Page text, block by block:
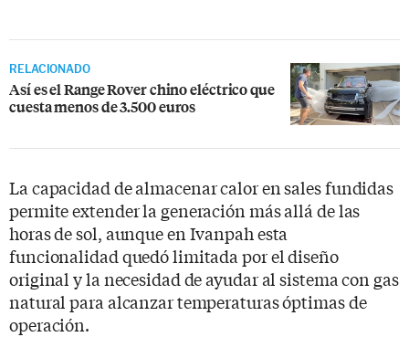
RELACIONADO
Así es el Range Rover chino eléctrico que
cuesta menos de 3.500 euros
La capacidad de almacenar calor en sales fundidas
permite extender la generación más allá de las
horas de sol, aunque en Ivanpah esta
funcionalidad quedó limitada por el diseño
original y la necesidad de ayudar al sistema con gas
natural para alcanzar temperaturas óptimas de
operación.